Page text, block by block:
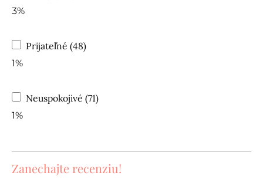
3%
Prijateľné (48)
1%
Neuspokojivé (71)
1%
Zanechajte recenziu!